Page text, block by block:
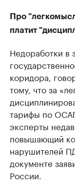
Про
платит
Недоработки в
коридора,
тому, что за
тарифы по
эксперты
повышающий
нарушителей
документе
России.